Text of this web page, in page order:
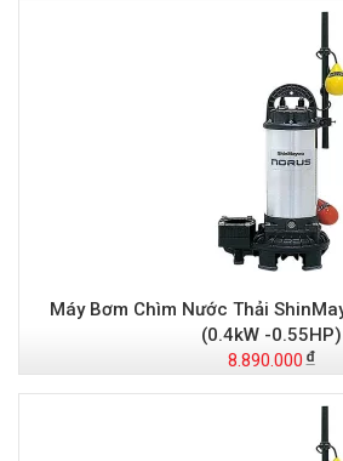
Máy Bơm Chìm Nước Thải
(0.4kW -0.55HP)
8.890.000